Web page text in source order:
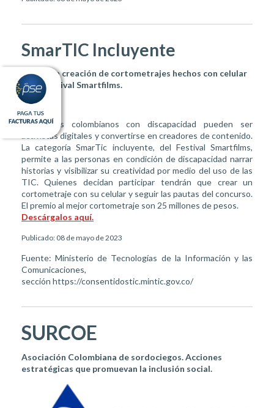
SmarTIC Incluyente
Motiva la creación de cortometrajes hechos con celular
en el Festival Smartfilms.
Todos los colombianos con discapacidad pueden ser
activistas digitales y convertirse en creadores de contenido.
La categoría SmarTic incluyente, del Festival Smartfilms,
permite a las personas en condición de discapacidad narrar
historias y visibilizar su creatividad por medio del uso de las
TIC. Quienes decidan participar tendrán que crear un
cortometraje con su celular y seguir las pautas del concurso.
El premio al mejor cortometraje son 25 millones de pesos.
Descárgalos aquí.
Publicado: 08 de mayo de 2023
Fuente: Ministerio de Tecnologías de la Información y las
Comunicaciones,
sección https://consentidostic.mintic.gov.co/
SURCOE
Asociación Colombiana de sordociegos. Acciones
estratégicas que promuevan la inclusión social.